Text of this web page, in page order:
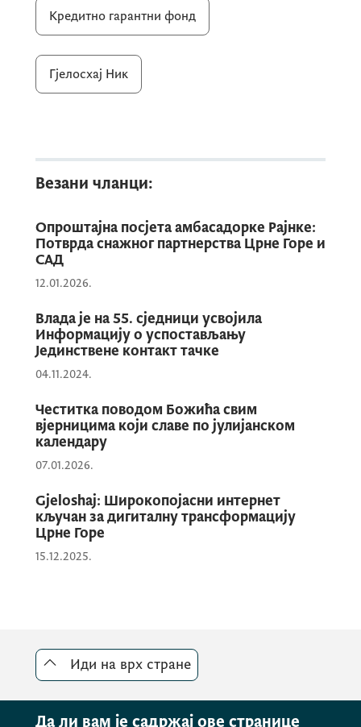
дијељење ризика са банкама;
- Јачање домаће конкурентности и
отварање нових радних мјеста;
- Подршка младим предузетницима,
почетницима и женама у бизнису.
Закон о кредитно-гарантном фонду значи
нову шансу за бржи и сигурнији развој
повољније услове за бизнис и дугорочну
стабилност привреде!
Nik Gjeloshaj
Потпредсједник Владе за економску
политику и министар економског развоја
Кредитно гарантни фонд
Гјелосхај Ник
Везани чланци:
Опроштајна посјета амбасадорке Рајнке:
Потврда снажног партнерства Црне Горе и
САД
12.01.2026.
Влада је на 55. сједници усвојила
Информацију о успостављању
Јединствене контакт тачке
04.11.2024.
Честитка поводом Божића свим
вјерницима који славе по јулијанском
календару
07.01.2026.
Gjeloshaj: Широкопојасни интернет
кључан за дигиталну трансформацију
Црне Горе
15.12.2025.
Иди на врх стране
Да ли вам је садржај ове странице